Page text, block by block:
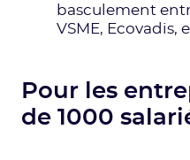
basculement
VSME, Ecovadis,
Pour les
de 1000